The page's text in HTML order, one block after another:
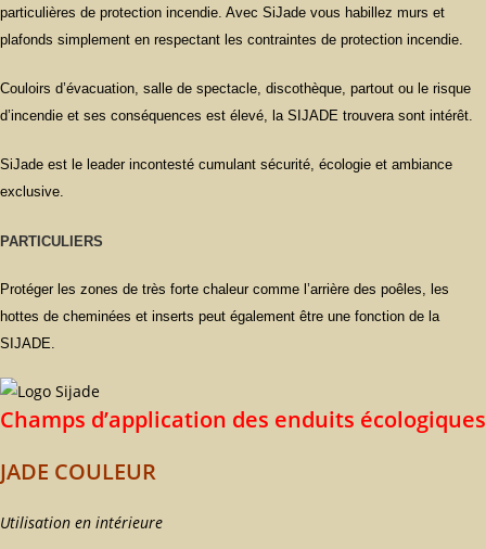
particulières de protection incendie. Avec SiJade vous habillez murs et
plafonds simplement en respectant les contraintes de protection incendie.
Couloirs d’évacuation, salle de spectacle, discothèque, partout ou le risque
d’incendie et ses conséquences est élevé, la SIJADE trouvera sont intérêt.
SiJade est le leader incontesté cumulant sécurité, écologie et ambiance
exclusive.
PARTICULIERS
Protéger les zones de très forte chaleur comme l’arrière des poêles, les
hottes de cheminées et inserts peut également être une fonction de la
SIJADE.
Champs d’application des enduits écologiques
JADE COULEUR
Utilisation en intérieure